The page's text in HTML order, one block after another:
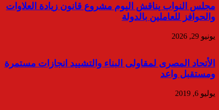
مجلس النواب يناقش اليوم مشروع قانون زيادة العلاوات
والحوافز للعاملين بالدولة
يونيو 29, 2026
الأتحاد المصرى لمقاولى البناء والتشييد انجازات مستمرة
ومستقبل واعد
يوليو 6, 2019